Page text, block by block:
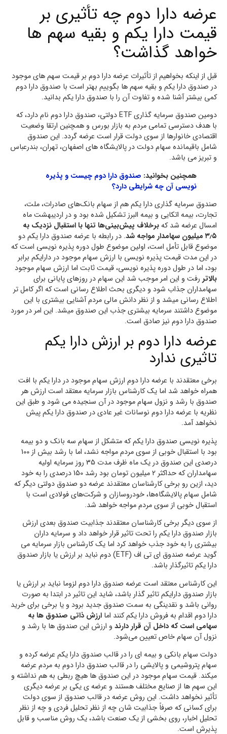
عرضه دارا دوم چه تأثیری بر
قیمت دارا یکم و بقیه سهم ها
خواهد گذاشت؟
قبل از اینکه بخواهیم از تأثیرات عرضه دارا دوم بر قیمت سهم های موجود
در صندوق دارا یکم و بقیه سهم ها بگوییم بهتر است با صندوق دارا دوم
کمی بیشتر آشنا شده و تفاوت آن را با صندوق دارا یکم بدانید.
دومین صندوق سرمایه گذاری ETF دولتی، صندوق دارا دوم نام دارد، که
با هدف دسترسی تمامی مردم به بازار بورس و همچنین ارتقا وضعیت
اقتصادی خانوارها از سوی دولت قرار است عرضه گردد. این صندوق
شامل باقیمانده سهام دولت در پالایشگاه های اصفهان، تهران، بندرعباس
و تبریز می باشد.
همچنین بخوانید: صندوق دارا دوم چیست و پذیره
نویسی آن چه شرایطی دارد؟
صندوق سرمایه گذاری دارا یکم هم از سهام بانک‌های صادرات، ملت،
تجارت، بیمه اتکایی و بیمه البرز تشکیل شده بود و در اردیبهشت ماه
امسال عرضه شد کهبرخلاف پیش‌بینی‌ها تنها با استقبال نزدیک به
۳٫۵ میلیون سهامدار مواجه شد
. در رابطه با عرضه صندوق دارا یکم دو
موضوع قابل تأمل است، اولین موضوع طول دوره پذیره نویسی است که
در این مدت قیمت پذیره نویسی با ارزش سهام موجود در دارایکم برابر
بود، اما در طول دوره پذیره نویسی، قیمت ثابت اما ارزش سهام موجود
بالاتر رفت و این امر موجب شد این سهام در روزهای پایانی برای
سهامداران جذاب شود و دیگری بحث اطلاع رسانی است که اگر کامل تر
اطلاع رسانی میشد و از نظر دانش مالی مردم آشنایی بیشتری با این
موضوع داشتند سرمایه بیشتری جذب این صندوق میشد. این امر در مورد
صندوق دارا دوم نیز صادق است.
عرضه دارا دوم بر ارزش دارا یکم
تاثیری ندارد
برخی معتقدند با عرضه دارا دوم ارزش سهام موجود در دارا یکم با افت
همراه خواهد شد اما یک کارشناس بازار سرمایه معتقد است ارزش هر
صندوق با رشد و نزول سهام موجود در آن سنجیده می شود و طبق این
نظریه با عرضه دارا دوم نوسانات غیر عادی در صندوق دارا یکم پیش
نخواهد آمد.
پذیره نویسی صندوق دارا یکم که متشکل از سهام سه بانک و دو بیمه
بود با استقبال خوبی از سوی مردم مواجه نشد، اما با رشد بیش از 100
درصدی این صندوق در یک ماه ظرف مدت 35 روز سرمایه اولیه
سهامداران که حداکثر 2 میلیون تومان بود رشد 150 درصدی را به خود
دید، ازین رو برخی کارشناسان معتقدند عرضه دو صندوق دولتی دیگر که
شامل سهام پالایشگاه‌ها، خودروسازان و شرکت‌های فولادی است با
استقبال خوبی از سوی مردم مواجه خواهد شد.
از سوی دیگر برخی کارشناسان معتقدند جذابیت صندوق بعدی ارزش
بازار صندوق دارا یکم را تحت تاثیر قرار خواهد داد و سرمایه‌ داران
بیشتری را به خود جذب خواهد کرد اما یک کارشناس بازار سرمایه می
گوید عرضه صندوق ای تی اف (ETF) دوم نباید بر ارزش یا بازار صندوق
دارا یکم تاثیرگذار باشد.
این کارشناس معتقد است عرضه صندوق دارا دوم لزوما نباید بر ارزش یا
بازار صندوق دارایکم تاثیر گذار باشد، شاید این تاثیر در ابتدا به صورت
روانی باشد و نقدینگی به سمت صندوق جدید برود و یا برخی برای خرید
دارا دوم اقدام به فروش دارا یکم کنند اما ارزش ذاتی صندوق ها به
سهامی است که داخل آن قرار دارند و ارزش این صندوق ها با رشد و
نزول آن سهام خاص تعیین می‌شود.
دولت سهام بانکی و بیمه ای را در قالب صندوق دارا یکم عرضه کرده و
سهام پتروشیمی و پالایشی را در قالب صندوق دارا دوم به مردم عرضه
میکند. قیمت سهام موجود در این صندوق ها هیچ ربطی به هم نداشته و
این سهم ها از صنایع مختلف هستند و عرضه ی یکی بر عرضه دیگری
تأثیر نخواهد داشت. این روش عرضه در قالب صندوق از سوی دولت
برای کسانی که صرفاً جذابیت شان چه از نظر تحلیل فردی و چه از نظر
تحلیل اخبار، روی بخشی از یک صنعت باشد، یک روش مناسب و قابل
پذیرش است.